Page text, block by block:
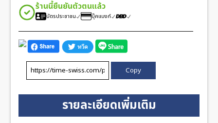
ร้านนี้ยืนยันตัวตนแล้ว
บัตรประชาชน บุ๊คแบงก์
Copy
รายละเอียดเพิ่มเติม